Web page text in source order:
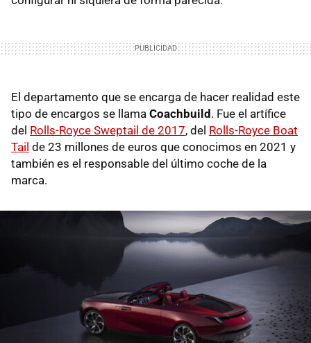
El departamento que se encarga de hacer realidad este
tipo de encargos se llama Coachbuild. Fue el artífice
del Rolls-Royce Sweptail de 2017, del Rolls-Royce Boat
Tail de 23 millones de euros que conocimos en 2021 y
también es el responsable del último coche de la
marca.